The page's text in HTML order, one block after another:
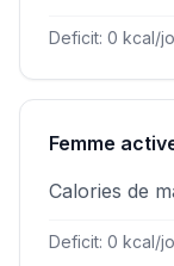
Deficit: 0 kcal/
Femme
Calories de
Deficit: 0 kcal/